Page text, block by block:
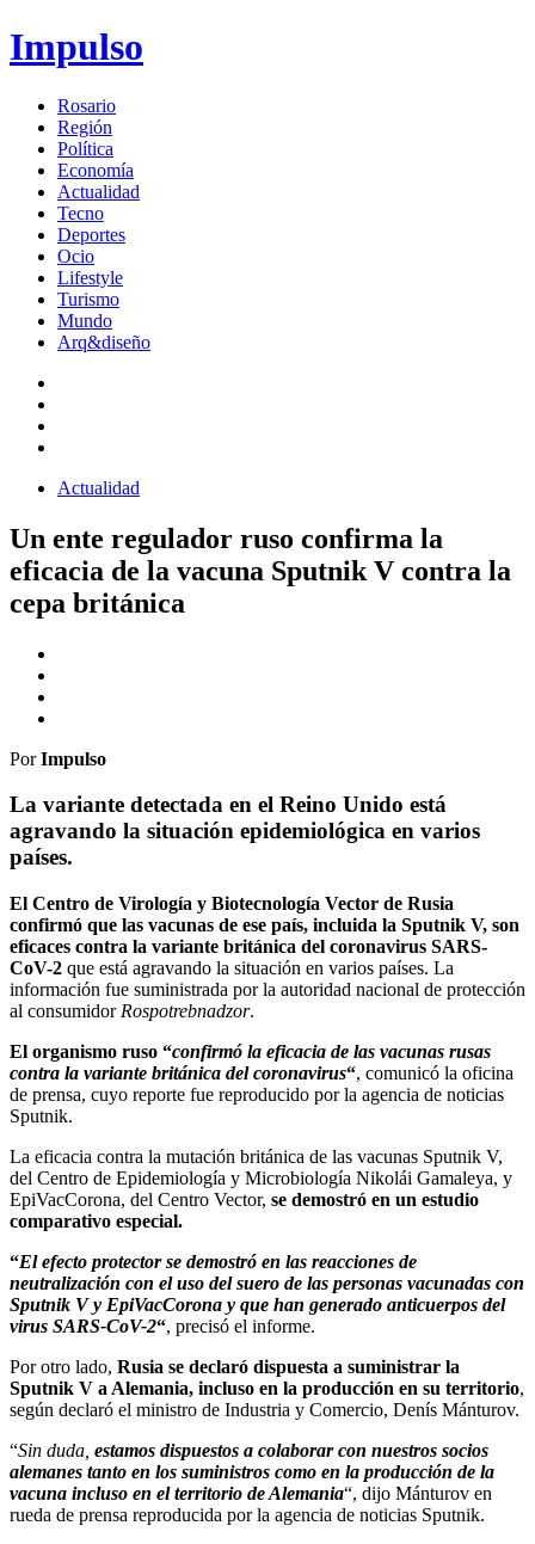
Impulso
Rosario
Región
Política
Economía
Actualidad
Tecno
Deportes
Ocio
Lifestyle
Turismo
Mundo
Arq&diseño
Actualidad
Un ente regulador ruso confirma la
eficacia de la vacuna Sputnik V contra la
cepa británica
PorImpulso
La variante detectada en el Reino Unido está
agravando la situación epidemiológica en varios
países.
El Centro de Virología y Biotecnología Vector de Rusia
confirmó que las vacunas de ese país, incluida la Sputnik V, son
eficaces contra la variante británica del coronavirus SARS-
CoV-2 que está agravando la situación en varios países. La
información fue suministrada por la autoridad nacional de protección
al consumidor Rospotrebnadzor.
El organismo ruso “confirmó la eficacia de las vacunas rusas
contra la variante británica del coronavirus“, comunicó la oficina
de prensa, cuyo reporte fue reproducido por la agencia de noticias
Sputnik.
La eficacia contra la mutación británica de las vacunas Sputnik V,
del Centro de Epidemiología y Microbiología Nikolái Gamaleya, y
EpiVacCorona, del Centro Vector, se demostró en un estudio
comparativo especial.
“El efecto protector se demostró en las reacciones de
neutralización con el uso del suero de las personas vacunadas con
Sputnik V y EpiVacCorona y que han generado anticuerpos del
virus SARS-CoV-2“, precisó el informe.
Por otro lado, Rusia se declaró dispuesta a suministrar la
Sputnik V a Alemania, incluso en la producción en su territorio,
según declaró el ministro de Industria y Comercio, Denís Mánturov.
“Sin duda, estamos dispuestos a colaborar con nuestros socios
alemanes tanto en los suministros como en la producción de la
vacuna incluso en el territorio de Alemania“, dijo Mánturov en
rueda de prensa reproducida por la agencia de noticias Sputnik.